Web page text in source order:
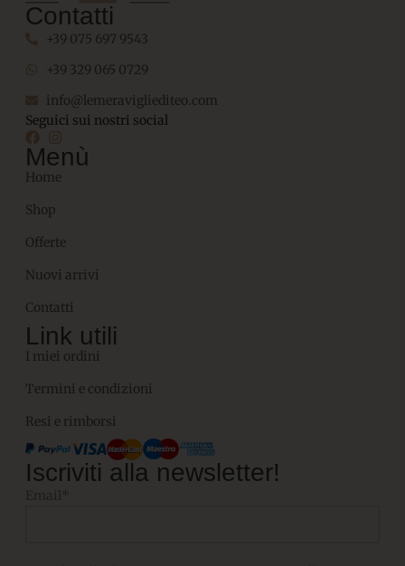
Contatti
+39 075 697 9543
+39 329 065 0729
info@lemeravigliediteo.com
Seguici sui nostri social
Menù
Home
Shop
Offerte
Nuovi arrivi
Contatti
Link utili
I miei ordini
Termini e condizioni
Resi e rimborsi
Iscriviti alla newsletter!